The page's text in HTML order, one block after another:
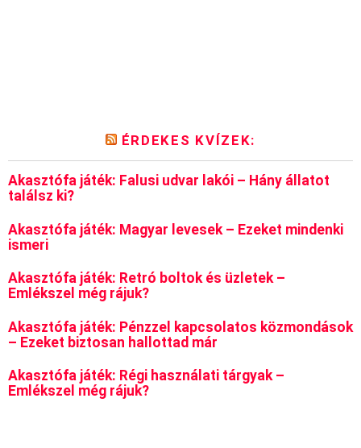
ÉRDEKES KVÍZEK:
Akasztófa játék: Falusi udvar lakói – Hány állatot
találsz ki?
Akasztófa játék: Magyar levesek – Ezeket mindenki
ismeri
Akasztófa játék: Retró boltok és üzletek –
Emlékszel még rájuk?
Akasztófa játék: Pénzzel kapcsolatos közmondások
– Ezeket biztosan hallottad már
Akasztófa játék: Régi használati tárgyak –
Emlékszel még rájuk?